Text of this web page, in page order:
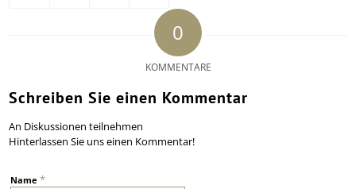
0
KOMMENTARE
Schreiben Sie einen Kommentar
An Diskussionen teilnehmen
Hinterlassen Sie uns einen Kommentar!
Name*